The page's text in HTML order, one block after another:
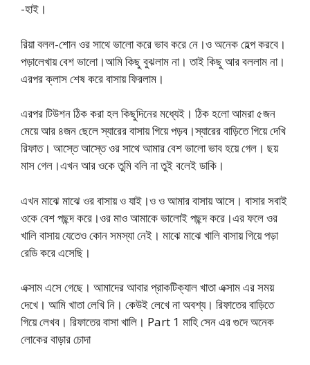
-হাই।
রিয়া বলল-শোন ওর সাথে ভালো করে ভাব করে নে।ও অনেক হেল্প করবে।
পড়ালেখায় বেশ ভালো।আমি কিছু বুঝলাম না। তাই কিছু আর বললাম না।
এরপর ক্লাস শেষ করে বাসায় ফিরলাম।
এরপর টিউশন ঠিক করা হল কিছুদিনের মধ্যেই। ঠিক হলো আমরা ৫জন
মেয়ে আর ৪জন ছেলে স্যারের বাসায় গিয়ে পড়ব।স্যারের বাড়িতে গিয়ে দেখি
রিফাত। আস্তে আস্তে ওর সাথে আমার বেশ ভালো ভাব হয়ে গেল। ছয়
মাস গেল।এখন আর ওকে তুমি বলি না তুই বলেই ডাকি।
এখন মাঝে মাঝে ওর বাসায় ও যাই।ও ও আমার বাসায় আসে। বাসার সবাই
ওকে বেশ পছন্দ করে।ওর মাও আমাকে ভালোই পছন্দ করে।এর ফলে ওর
খালি বাসায় যেতেও কোন সমস্যা নেই। মাঝে মাঝে খালি বাসায় গিয়ে পড়া
রেডি করে এসেছি।
এক্সাম এসে গেছে। আমাদের আবার প্রাকটিক্যাল খাতা এক্সাম এর সময়
দেখে। আমি খাতা লেখি নি। কেউই লেখে না অবশ্য। রিফাতের বাড়িতে
গিয়ে লেখব। রিফাতের বাসা খালি। Part 1 মাহি সেন এর গুদে অনেক
লোকের বাড়ার চোদা